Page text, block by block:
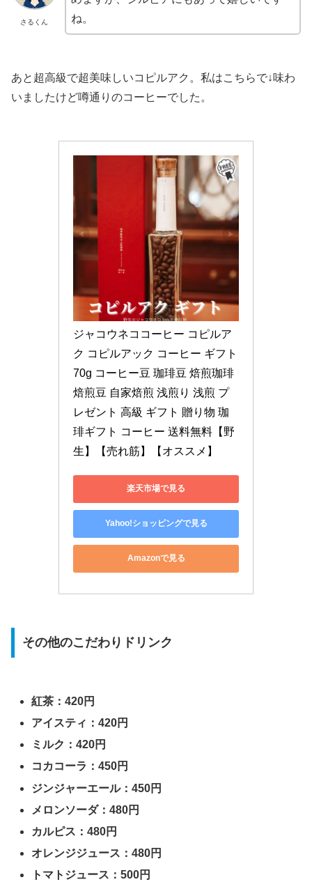
さるくん
ね。
あと超高級で超美味しいコピルアク。私はこちらで↓味わ
いましたけど噂通りのコーヒーでした。
ジャコウネココーヒー コピルア
ク コピルアック コーヒー ギフト
70g コーヒー豆 珈琲豆 焙煎珈琲
焙煎豆 自家焙煎 浅煎り 浅煎 プ
レゼント 高級 ギフト 贈り物 珈
琲ギフト コーヒー 送料無料【野
生】【売れ筋】【オススメ】
楽天市場で見る
Yahoo!ショッピングで見る
Amazonで見る
その他のこだわりドリンク
紅茶：420円
アイスティ：420円
ミルク：420円
コカコーラ：450円
ジンジャーエール：450円
メロンソーダ：480円
カルピス：480円
オレンジジュース：480円
トマトジュース：500円